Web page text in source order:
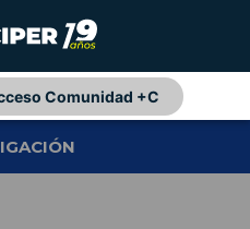
Comunidad +C